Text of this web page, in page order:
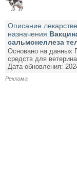
Описание
назначения
сальмонеллеза
Основано на данных
средств для
Дата обновления:
Реклама